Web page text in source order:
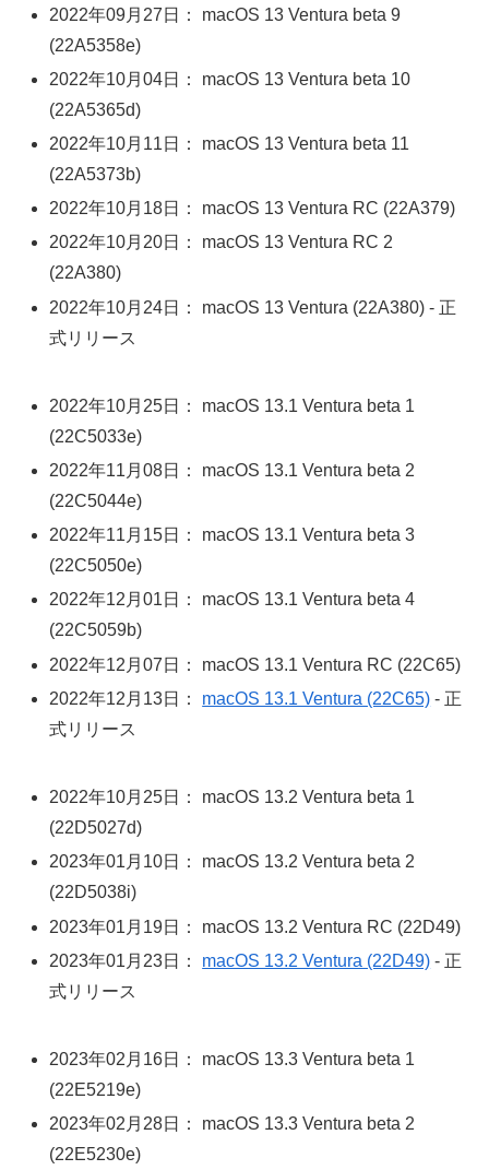
2022年09月27日： macOS 13 Ventura beta 9
(22A5358e)
2022年10月04日： macOS 13 Ventura beta 10
(22A5365d)
2022年10月11日： macOS 13 Ventura beta 11
(22A5373b)
2022年10月18日： macOS 13 Ventura RC (22A379)
2022年10月20日： macOS 13 Ventura RC 2
(22A380)
2022年10月24日： macOS 13 Ventura (22A380) - 正
式リリース
2022年10月25日： macOS 13.1 Ventura beta 1
(22C5033e)
2022年11月08日： macOS 13.1 Ventura beta 2
(22C5044e)
2022年11月15日： macOS 13.1 Ventura beta 3
(22C5050e)
2022年12月01日： macOS 13.1 Ventura beta 4
(22C5059b)
2022年12月07日： macOS 13.1 Ventura RC (22C65)
2022年12月13日： macOS 13.1 Ventura (22C65) - 正
式リリース
2022年10月25日： macOS 13.2 Ventura beta 1
(22D5027d)
2023年01月10日： macOS 13.2 Ventura beta 2
(22D5038i)
2023年01月19日： macOS 13.2 Ventura RC (22D49)
2023年01月23日： macOS 13.2 Ventura (22D49) - 正
式リリース
2023年02月16日： macOS 13.3 Ventura beta 1
(22E5219e)
2023年02月28日： macOS 13.3 Ventura beta 2
(22E5230e)